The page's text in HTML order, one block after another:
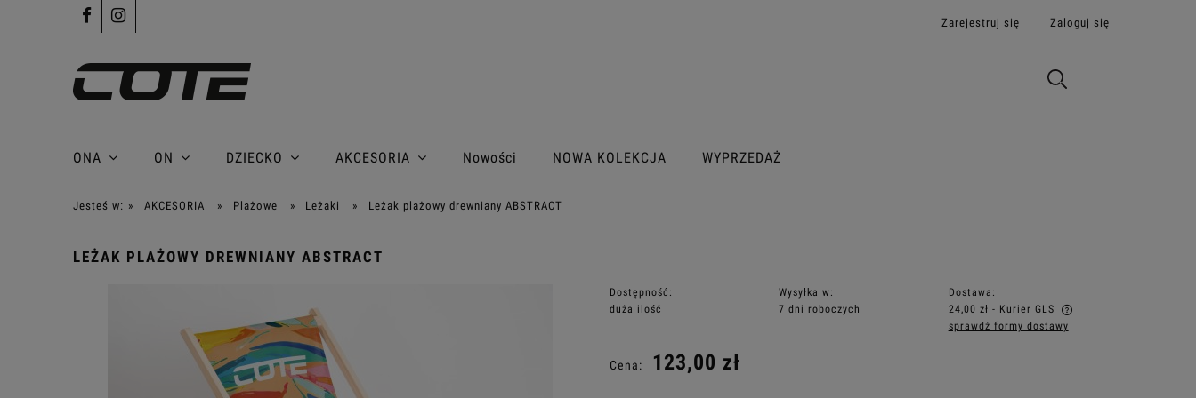
Zarejestruj się Zaloguj się
ONA ON DZIECKO AKCESORIA Nowości NOWA KOLEKCJA WYPRZEDAŻ
Jesteś w: » AKCESORIA » Plażowe » Leżaki » Leżak plażowy drewniany ABSTRACT
LEŻAK PLAŻOWY DREWNIANY ABSTRACT
Dostępność:
duża ilość
Wysyłka w:
7 dni roboczych
Dostawa:
24,00 zł - Kurier GLS
sprawdź formy dostawy
Cena: 123,00 zł